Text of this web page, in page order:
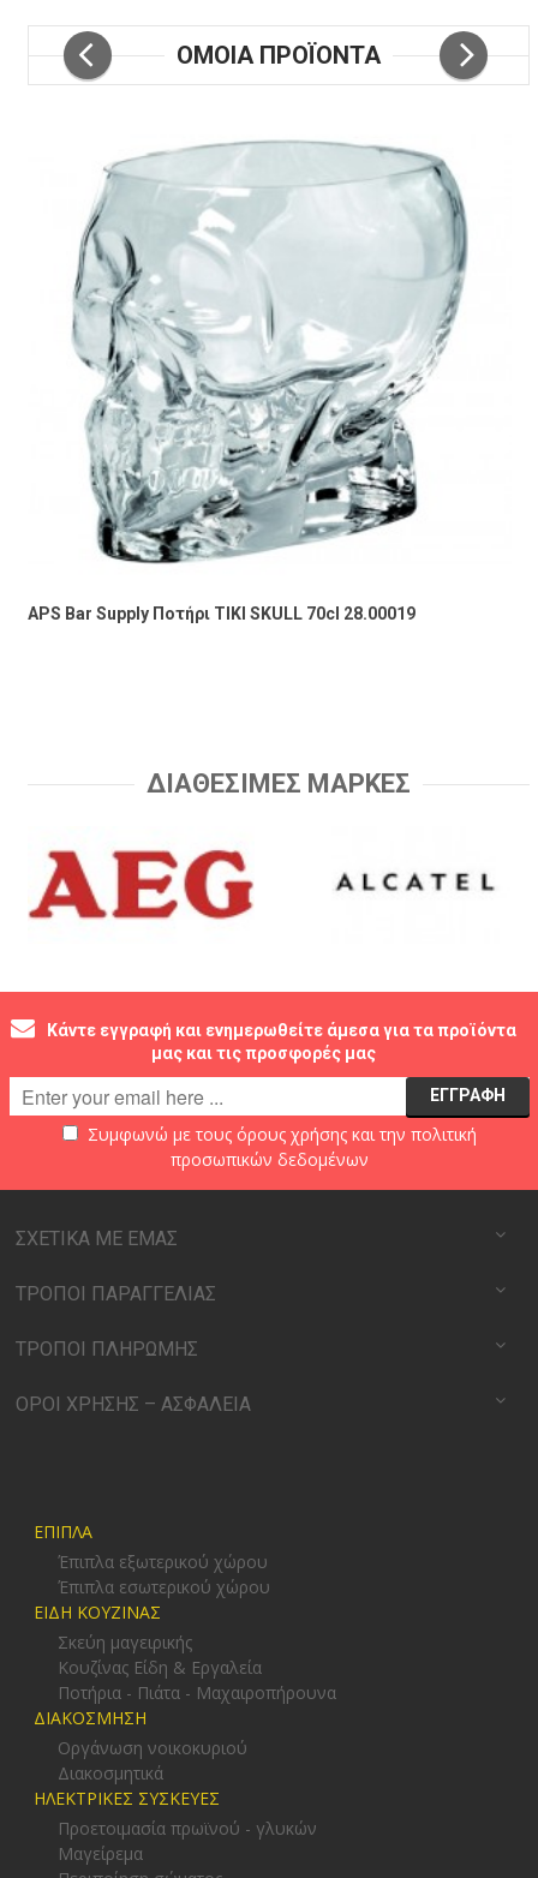
ΟΜΟΙΑ ΠΡΟΪΟΝΤΑ
APS Bar Supply Ποτήρι TIKI SKULL 70cl 28.00019
ΔΙΑΘΕΣΙΜΕΣ ΜΑΡΚΕΣ
Κάντε εγγραφή και ενημερωθείτε άμεσα για τα προϊόντα
μας και τις προσφορές μας
Συμφωνώ με τους όρους χρήσηςκαι την πολιτική
προσωπικών δεδομένων
ΣΧΕΤΙΚΑ ΜΕ ΕΜΑΣ
ΤΡΟΠΟΙ ΠΑΡΑΓΓΕΛΙΑΣ
ΤΡΟΠΟΙ ΠΛΗΡΩΜΗΣ
ΟΡΟΙ ΧΡΗΣΗΣ – ΑΣΦΑΛΕΙΑ
ΕΠΙΠΛΑ
Έπιπλα εξωτερικού χώρου
Έπιπλα εσωτερικού χώρου
ΕΙΔΗ ΚΟΥΖΙΝΑΣ
Σκεύη μαγειρικής
Κουζίνας Είδη & Εργαλεία
Ποτήρια - Πιάτα - Μαχαιροπήρουνα
ΔΙΑΚΟΣΜΗΣΗ
Οργάνωση νοικοκυριού
Διακοσμητικά
ΗΛΕΚΤΡΙΚΕΣ ΣΥΣΚΕΥΕΣ
Προετοιμασία πρωϊνού - γλυκών
Μαγείρεμα